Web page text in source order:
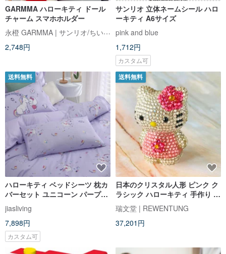
GARMMA ハローキティ ドール
チャーム スマホホルダー
永橙 GARMMA | サンリオ/ちいかわ/もふさんど/クレヨンしんちゃん 台湾正規ストア
2,748円
サンリオ 立体ネームシール ハロ
ーキティ A6サイズ
pink and blue
1,712円
カスタム可
送料無料
ハローキティ ベッドシーツ 枕カ
バーセット ユニコーン パープル
パープル品
jiasliving
7,898円
カスタム可
送料無料
日本のクリスタル人形 ピンク ク
ラシック ハローキティ 手作り ス
ティッキー コレクション アンテ
ィーク スワロフスキー
瑞文堂 | REWENTUNG
37,201円